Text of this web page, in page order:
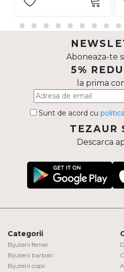
Aboneaza-te
5%
la prima
Sunt de acord cu
TEZAUR
Descarca
Categorii
Bijuterii femei
Bijuterii barbati
Bijuterii copii